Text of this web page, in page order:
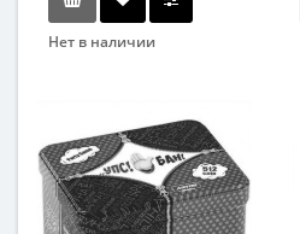
Нет в наличии
Развивающие
Возраст
От 5-ти лет